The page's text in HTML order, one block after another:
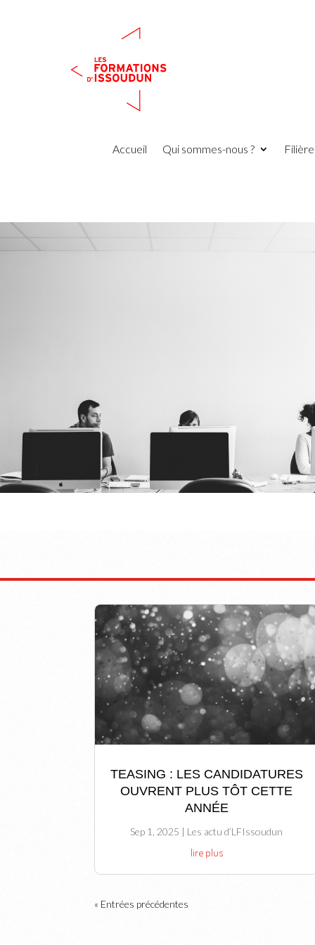
Accueil Qui sommes-nous ?
TEASING : LES CANDIDATURES
OUVRENT PLUS TÔT CETTE
ANNÉE
Sep 1, 2025 | Les actu d’LFIssoudun
lire plus
« Entrées précédentes